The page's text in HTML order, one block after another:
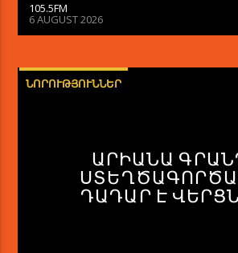
105.5FM
6 AUGUST 2026
ՆՈՐՈՒԹՅՈՒՆՆԵՐ
ԱՐԻԱՆԱ
ԴԱԴԱՐ Է